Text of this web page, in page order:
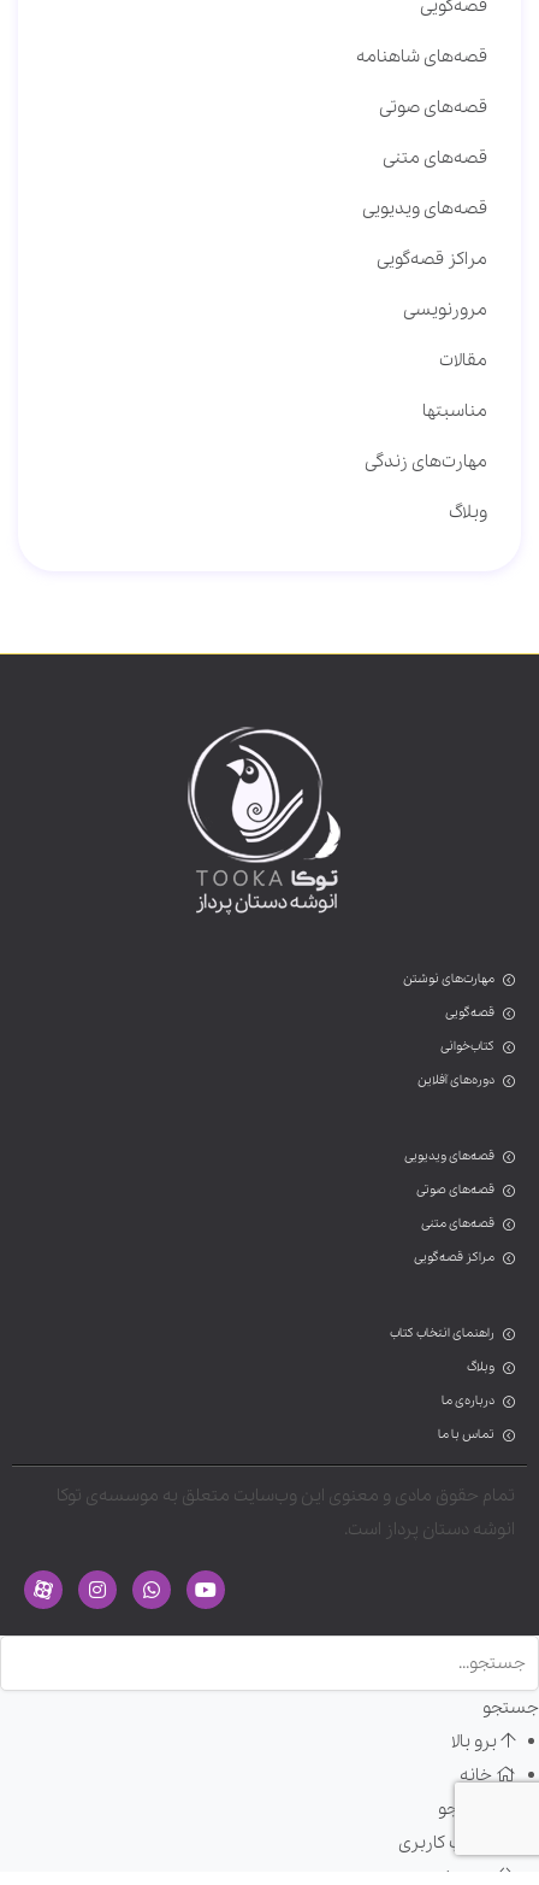
قصه‌گویی
قصه‌های شاهنامه
قصه‌های صوتی
قصه‌های متنی
قصه‌های ویدیویی
مراکز قصه‌گویی
مرورنویسی
مقالات
مناسبتها
مهارت‌های زندگی
وبلاگ
مهارت‌های نوشتن
قصه‌گویی
کتاب‌خوانی
دوره‌های آفلاین
قصه‌های ویدیویی
قصه‌های صوتی
قصه‌های متنی
مراکز قصه‌گویی
راهنمای انتخاب کتاب
وبلاگ
درباره‌ی ما
تماس با ما
تمام حقوق مادی و معنوی این وب‌سایت متعلق به موسسه‌ی توکا
انوشه دستان پرداز است.
جستجو
برو بالا
خانه
جستجو
حساب کاربری
سبد خرید